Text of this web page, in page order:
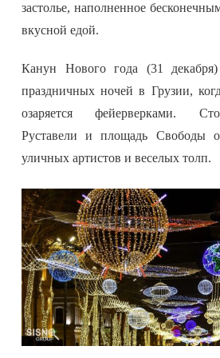
застолье, наполненное
вкусной едой.
Канун Нового года (31
праздничных ночей в Грузии,
озаряется фейерверками.
Руставели и площадь Свободы
уличных артистов и веселых толп.